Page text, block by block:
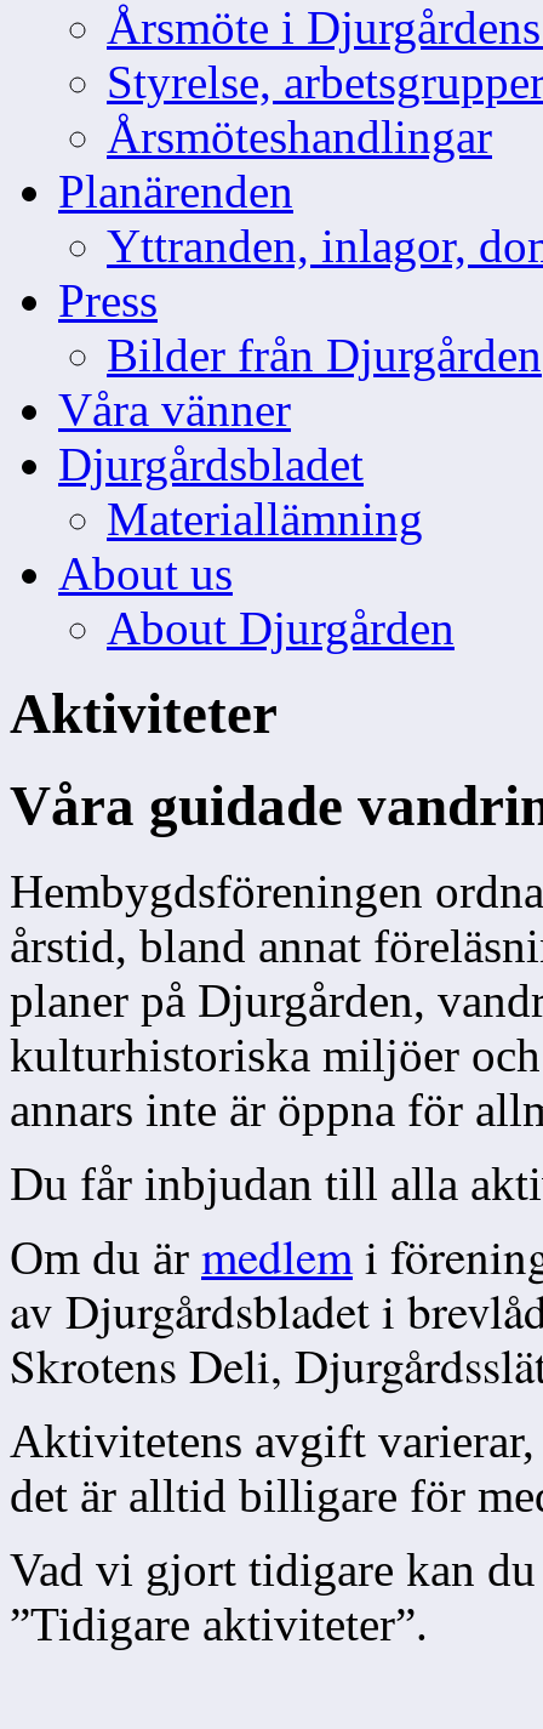
Årsmöte i
Styrelse,
Årsmöteshandlingar
Planärenden
Yttranden, inlagor,
Press
Bilder från Djurgården
Våra vänner
Djurgårdsbladet
Materiallämning
About us
About Djurgården
Aktiviteter
Våra guidade
Hembygdsföreningen
årstid, bland annat
planer på Djurgården,
kulturhistoriska miljöer
annars inte är öppna för
Du får inbjudan till alla
Om du är medlemi
av Djurgårdsbladet i
Skrotens Deli,
Aktivitetens avgift varierar,
det är alltid billigare för
Vad vi gjort tidigare kan
”Tidigare aktiviteter”.